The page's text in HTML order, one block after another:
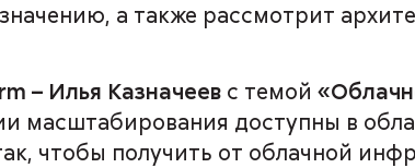
а также рассмотрит
– Илья Казначеев с темой
масштабирования доступны в
чтобы получить от облачной